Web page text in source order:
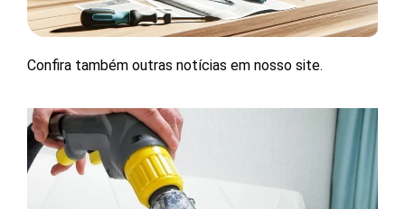
Confira também outras notícias em nosso site.